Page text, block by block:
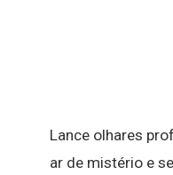
Lance olhares
ar de mistério e